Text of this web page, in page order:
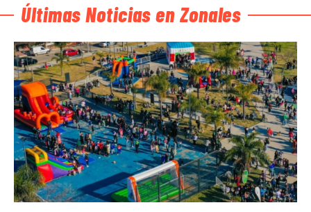
Últimas Noticias en Zonales